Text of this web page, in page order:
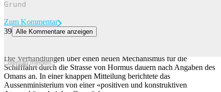
Beitrag melden
Zum Kommentar
39 Alle Kommentare anzeigen
Die Verhandlungen über einen neuen Mechanismus für die
Schifffahrt durch die Strasse von Hormus dauern nach Angaben des
Omans an. In einer knappen Mitteilung berichtete das
Aussenministerium von einer «positiven und konstruktiven